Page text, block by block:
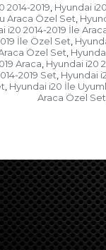
2014-2019 Hyundai
Araca Özel Set
i20 2014-2019 İle
İle Özel Set
Özel Set
Araca Hyundai i20
2019 Set Hyundai
Hyundai i20 İle
Araca Özel Set